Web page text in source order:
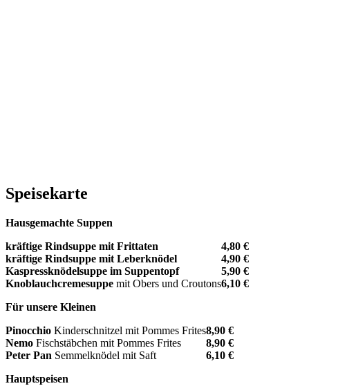
Speisekarte
Hausgemachte Suppen
kräftige Rindsuppe mit Frittaten
4,80 €
kräftige Rindsuppe mit Leberknödel
4,90 €
Kaspressknödelsuppe im Suppentopf
5,90 €
Knoblauchcremesuppe mit Obers und Croutons6,10 €
Für unsere Kleinen
Pinocchio Kinderschnitzel mit Pommes Frites8,90 €
Nemo Fischstäbchen mit Pommes Frites
8,90 €
Peter Pan Semmelknödel mit Saft
6,10 €
Hauptspeisen